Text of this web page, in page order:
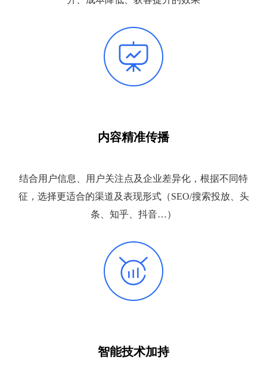
内容精准传播
结合用户信息、用户关注点及企业差异化，根据不同特
征，选择更适合的渠道及表现形式（SEO/搜索投放、头
条、知乎、抖音…）
智能技术加持